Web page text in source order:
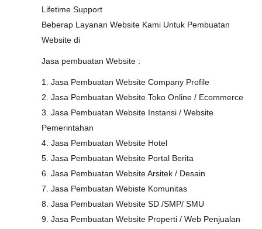
Lifetime Support
Beberap Layanan Website Kami Untuk Pembuatan
Website di
Jasa pembuatan Website :
1. Jasa Pembuatan Website Company Profile
2. Jasa Pembuatan Website Toko Online / Ecommerce
3. Jasa Pembuatan Website Instansi / Website
Pemerintahan
4. Jasa Pembuatan Website Hotel
5. Jasa Pembuatan Website Portal Berita
6. Jasa Pembuatan Website Arsitek / Desain
7. Jasa Pembuatan Webiste Komunitas
8. Jasa Pembuatan Website SD /SMP/ SMU
9. Jasa Pembuatan Website Properti / Web Penjualan